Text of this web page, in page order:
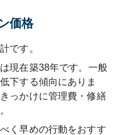
価格
です。
は現在築38年です。一般
下する傾向にありま
っかけに管理費・修繕
く早めの行動をおすす